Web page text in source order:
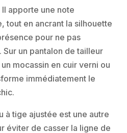
apporte une note
tout en ancrant la silhouette
pour ne pas
un pantalon de tailleur
mocassin en cuir verni ou
immédiatement le
à tige ajustée est une autre
éviter de casser la ligne de